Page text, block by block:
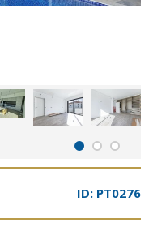
ID: PT0276